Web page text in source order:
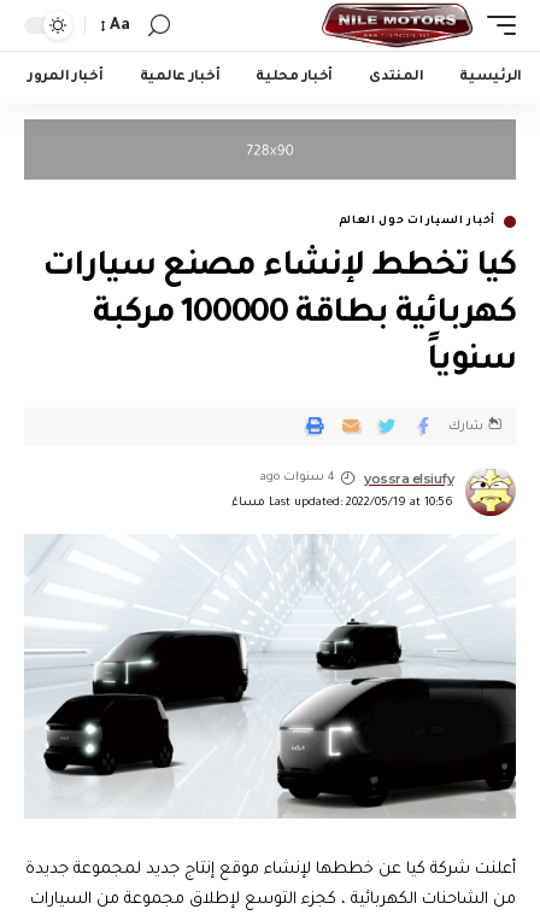
Aa
الرئيسية المنتدى أخبار محلية أخبار عالمية أخبار المرور
أخبار السيارات حول العالم
كيا تخطط لإنشاء مصنع سيارات
كهربائية بطاقة 100000 مركبة
سنوياً
Last updated: 2022/05/19 at 10:56 مساءً
yossra elsiufy 4 سنوات ago
شارك
أعلنت شركة كيا عن خططها لإنشاء موقع إنتاج جديد لمجموعة جديدة
من الشاحنات الكهربائية ، كجزء التوسع لإطلاق مجموعة من السيارات